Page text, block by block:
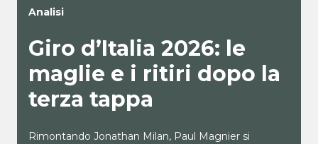
Analisi
Giro d’Italia 2026: le
maglie e i ritiri dopo la
terza tappa
Rimontando Jonathan Milan, Paul Magnier si